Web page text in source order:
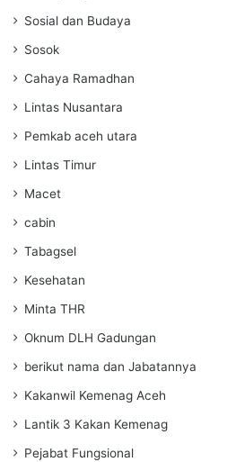
Sosial dan Budaya
Sosok
Cahaya Ramadhan
Lintas Nusantara
Pemkab aceh utara
Lintas Timur
Macet
cabin
Tabagsel
Kesehatan
Minta THR
Oknum DLH Gadungan
berikut nama dan Jabatannya
Kakanwil Kemenag Aceh
Lantik 3 Kakan Kemenag
Pejabat Fungsional